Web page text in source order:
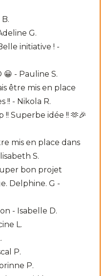
G.
initiative ! -
😀 - Pauline S.
être mis en place
!! - Nikola R.
Superbe idée !! 🫶🎉
mis en place dans
S.
bon projet
Delphine. G -
- Isabelle D.
L.
P.
P.